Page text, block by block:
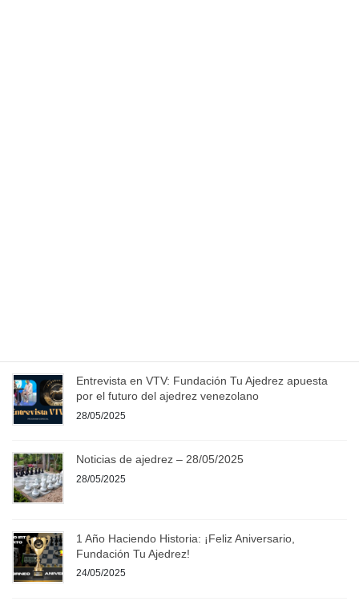
Entrevista en VTV: Fundación Tu Ajedrez apuesta
por el futuro del ajedrez venezolano
28/05/2025
Noticias de ajedrez – 28/05/2025
28/05/2025
1 Año Haciendo Historia: ¡Feliz Aniversario,
Fundación Tu Ajedrez!
24/05/2025